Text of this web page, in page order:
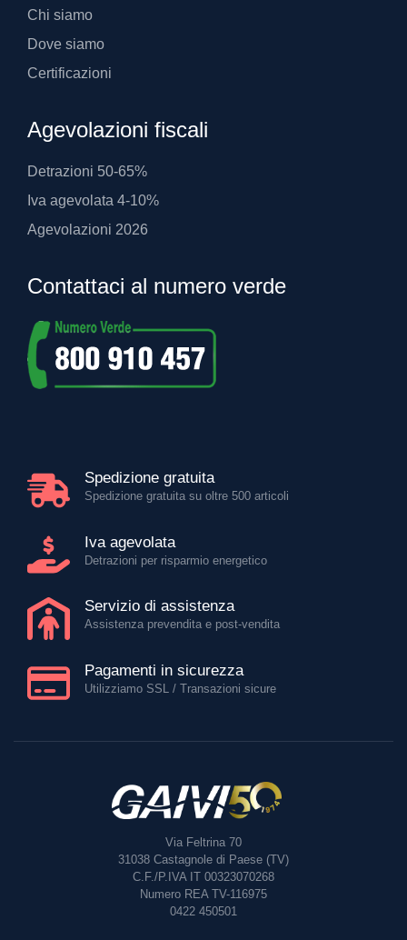
Chi siamo
Dove siamo
Certificazioni
Agevolazioni fiscali
Detrazioni 50-65%
Iva agevolata 4-10%
Agevolazioni 2026
Contattaci al numero verde
Spedizione gratuita
Spedizione gratuita su oltre 500 articoli
Iva agevolata
Detrazioni per risparmio energetico
Servizio di assistenza
Assistenza prevendita e post-vendita
Pagamenti in sicurezza
Utilizziamo SSL / Transazioni sicure
Via Feltrina 70
31038 Castagnole di Paese (TV)
C.F./P.IVA IT 00323070268
Numero REA TV-116975
0422 450501